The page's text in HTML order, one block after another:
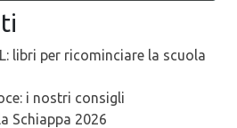
libri per ricominciare la scuola
i nostri consigli
Schiappa 2026